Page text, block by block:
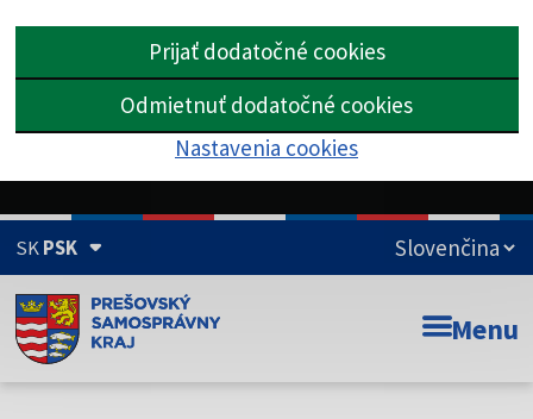
Prijať dodatočné cookies
Odmietnuť dodatočné cookies
Nastavenia cookies
SKPSK
Doména psk.sk je oficiálna
Toto je oficiálna webová stránka Prešovského
Menu